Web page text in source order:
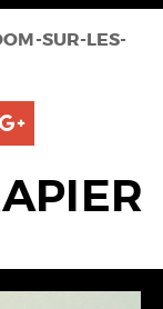
SUR-LES-